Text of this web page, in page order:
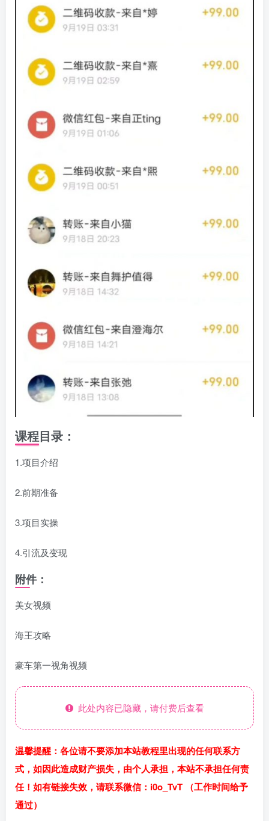
课程目录：
1.项目介绍
2.前期准备
3.项目实操
4.引流及变现
附件：
美女视频
海王攻略
豪车第一视角视频
此处内容已隐藏，请付费后查看
温馨提醒：各位请不要添加本站教程里出现的任何联系方
式，如因此造成财产损失，由个人承担，本站不承担任何责
任！如有链接失效，请联系微信：i0o_TvT （工作时间给予
通过）